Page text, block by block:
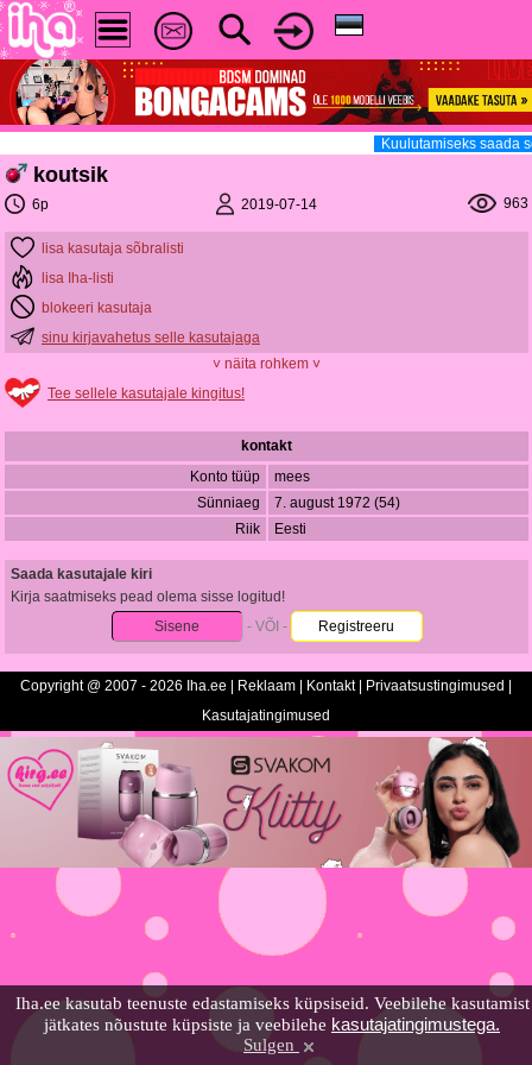
Iha.ee kasutab teenuste edastamiseks küpsiseid. Veebilehe kasutamist
jätkates nõustute küpsiste ja veebilehe kasutajatingimustega.
Sulgen
Kuulutamiseks saada
koutsik
6p 2019-07-14 963
lisa kasutaja sõbralisti
lisa Iha-listi
blokeeri kasutaja
sinu kirjavahetus selle kasutajaga
˅ näita rohkem ˅
Tee sellele kasutajale kingitus!
kontakt
Konto tüüp
mees
Sünniaeg
7. august 1972 (54)
Riik
Eesti
Saada kasutajale kiri
Kirja saatmiseks pead olema sisse logitud!
Sisene
- VÕI - Registreeru
Copyright @ 2007 - 2026 Iha.ee | Reklaam Kontakt| Privaatsustingimused
Kasutajatingimused